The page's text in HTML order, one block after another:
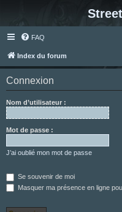
FAQ
Index du forum
Connexion
Nom d’utilisateur :
Mot de passe :
J’ai oublié mon mot de passe
Se souvenir de moi
Masquer ma présence en ligne